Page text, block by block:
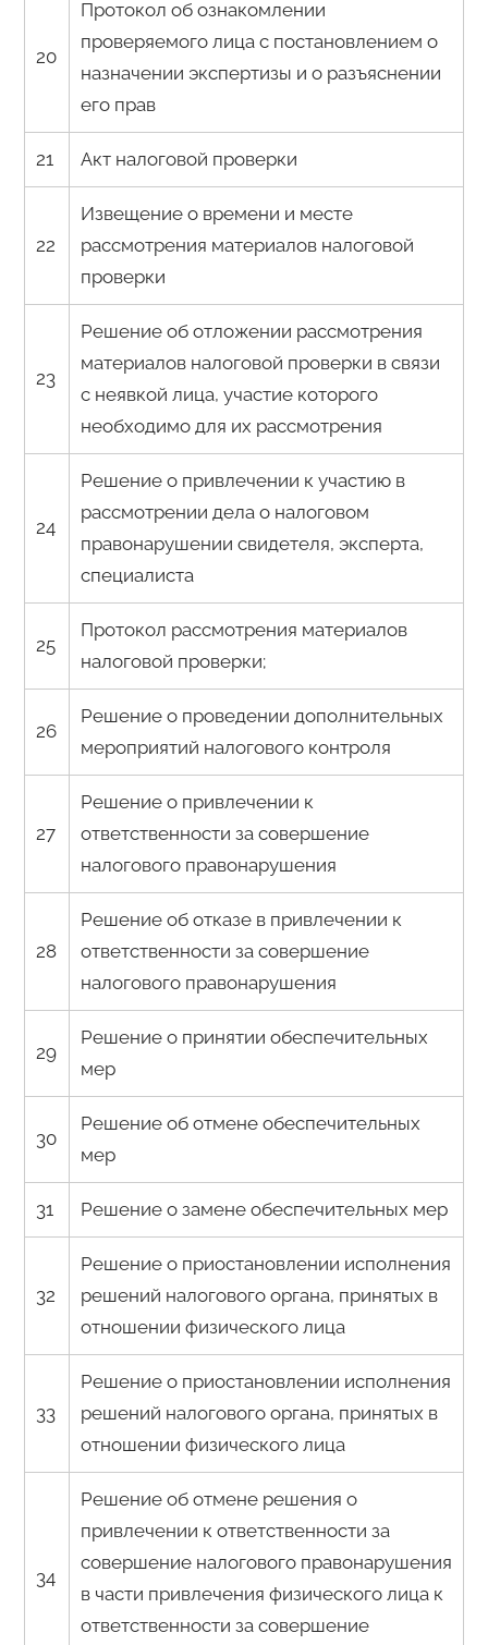
20
Протокол об ознакомлении
проверяемого лица с постановлением о
назначении экспертизы и о разъяснении
его прав
21 Акт налоговой проверки
22
Извещение о времени и месте
рассмотрения материалов налоговой
проверки
23
Решение об отложении рассмотрения
материалов налоговой проверки в связи
с неявкой лица, участие которого
необходимо для их рассмотрения
24
Решение о привлечении к участию в
рассмотрении дела о налоговом
правонарушении свидетеля, эксперта,
специалиста
25
Протокол рассмотрения материалов
налоговой проверки;
26
Решение о проведении дополнительных
мероприятий налогового контроля
27
Решение о привлечении к
ответственности за совершение
налогового правонарушения
28
Решение об отказе в привлечении к
ответственности за совершение
налогового правонарушения
29
Решение о принятии обеспечительных
мер
30
Решение об отмене обеспечительных
мер
31 Решение о замене обеспечительных мер
32
Решение о приостановлении исполнения
решений налогового органа, принятых в
отношении физического лица
33
Решение о приостановлении исполнения
решений налогового органа, принятых в
отношении физического лица
34
Решение об отмене решения о
привлечении к ответственности за
совершение налогового правонарушения
в части привлечения физического лица к
ответственности за совершение